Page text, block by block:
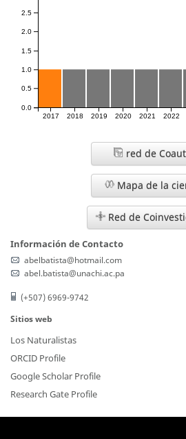
2017 2018 2019 2020 2021 2022
0.0
0.5
1.0
1.5
2.0
2.5
red de
Mapa de la
Red de
Información de Contacto
abelbatista@hotmail.com
abel.batista@unachi.ac.pa
(+507) 6969-9742
Sitios web
Los Naturalistas
ORCID Profile
Google Scholar Profile
Research Gate Profile